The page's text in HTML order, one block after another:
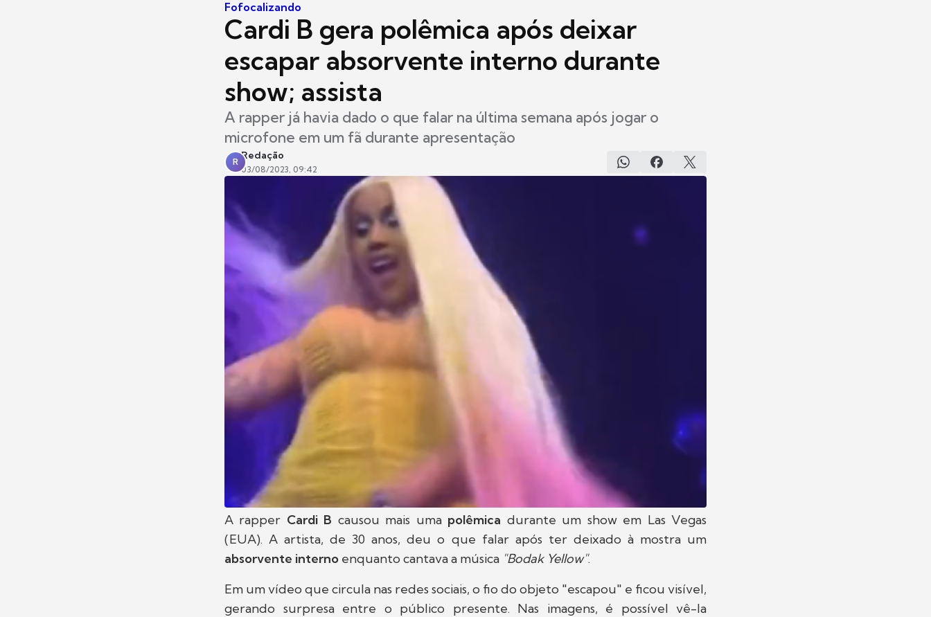
Fofocalizando
Cardi B gera polêmica após deixar
escapar absorvente interno durante
show; assista
A rapper já havia dado o que falar na última semana após jogar o
microfone em um fã durante apresentação
R
Redação
03/08/2023, 09:42
A rapper Cardi B causou mais uma polêmica durante um show em Las Vegas
(EUA). A artista, de 30 anos, deu o que falar após ter deixado à mostra um
absorvente interno enquanto cantava a música "Bodak Yellow".
Em um vídeo que circula nas redes sociais, o fio do objeto "escapou" e ficou visível,
gerando surpresa entre o público presente. Nas imagens, é possível vê-la